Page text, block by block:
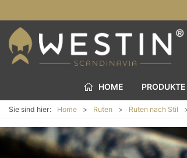
HOME PRODUKTE
Sie sind hier: Home Ruten Ruten nach Stil